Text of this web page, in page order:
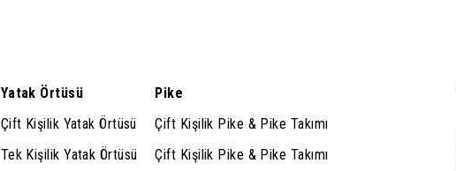
Yatak Örtüsü
Çift Kişilik Yatak Örtüsü
Tek Kişilik Yatak Örtüsü
Pike
Çift Kişilik Pike & Pike Takımı
Çift Kişilik Pike & Pike Takımı